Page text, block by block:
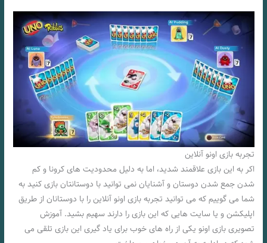
تجربه بازی اونو آنلاین
اکر به این بازی علاقمند شدید، اما به دلیل محدودیت های کرونا و کم
شدن جمع شدن دوستان و آشنایان نمی توانید با دوستانتان بازی کنید به
شما می گوییم که می توانید تجربه بازی اونو آنلاین را با دوستانان از طریق
اپلیکشن و یا سایت هایی که این بازی را دارند سهیم بشید. آموزش
تصویری بازی اونو یکی از راه های خوب برای یاد گیری این بازی تلقی می